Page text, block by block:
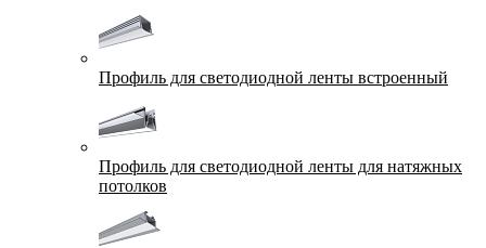
Профиль для светодиодной ленты встроенный
Профиль для светодиодной ленты для натяжных
потолков